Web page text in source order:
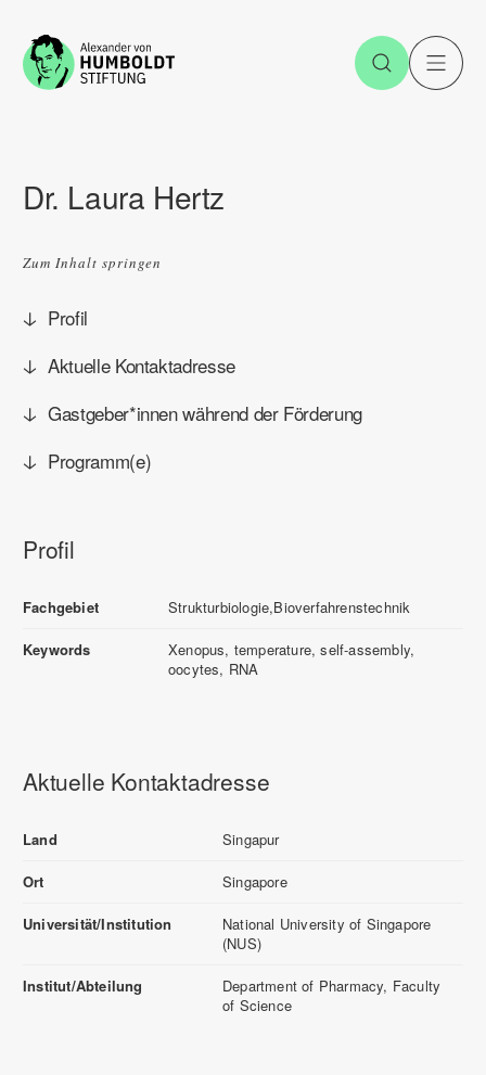
Zum Inhalt springen Suche
Dr. Laura Hertz
Zum Inhalt springen
Profil
Aktuelle Kontaktadresse
Gastgeber*innen während der Förderung
Programm(e)
Profil
Fachgebiet Strukturbiologie,Bioverfahrenstechnik
Keywords
Xenopus, temperature, self-assembly,
oocytes, RNA
Aktuelle Kontaktadresse
Land Singapur
Ort Singapore
Universität/Institution
National University of Singapore
(NUS)
Institut/Abteilung
Department of Pharmacy, Faculty
of Science